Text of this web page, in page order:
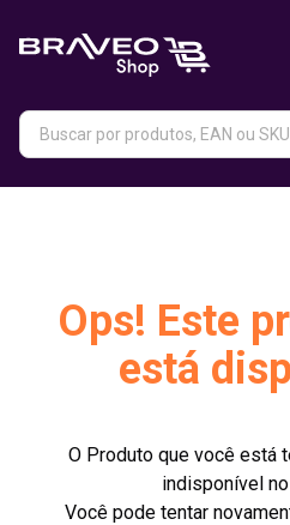
Ops! Este
está
O Produto que você está
indisponível
Você pode tentar